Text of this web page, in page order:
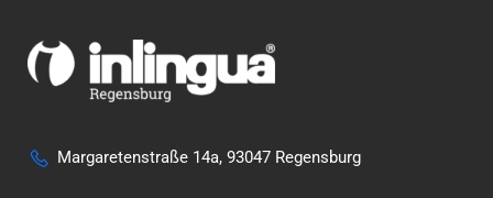
Margaretenstraße 14a, 93047 Regensburg